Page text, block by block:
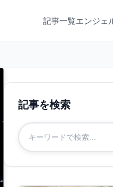
記事一覧エンジェ
記事を検索